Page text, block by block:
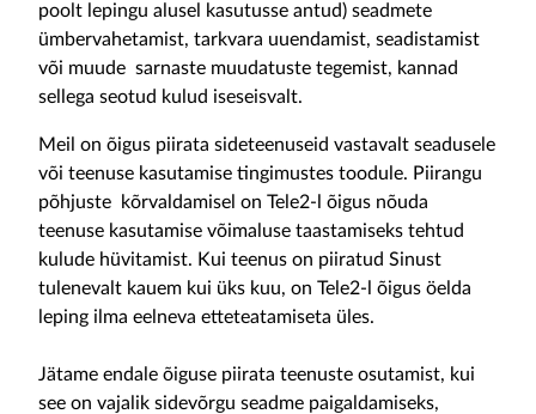
poolt lepingu alusel kasutusse antud) seadmete
ümbervahetamist, tarkvara uuendamist, seadistamist
või muude sarnaste muudatuste tegemist, kannad
sellega seotud kulud iseseisvalt.
Meil on õigus piirata sideteenuseid vastavalt seadusele
või teenuse kasutamise tingimustes toodule. Piirangu
põhjuste kõrvaldamisel on Tele2-l õigus nõuda
teenuse kasutamise võimaluse taastamiseks tehtud
kulude hüvitamist. Kui teenus on piiratud Sinust
tulenevalt kauem kui üks kuu, on Tele2-l õigus öelda
leping ilma eelneva etteteatamiseta üles.
Jätame endale õiguse piirata teenuste osutamist, kui
see on vajalik sidevõrgu seadme paigaldamiseks,